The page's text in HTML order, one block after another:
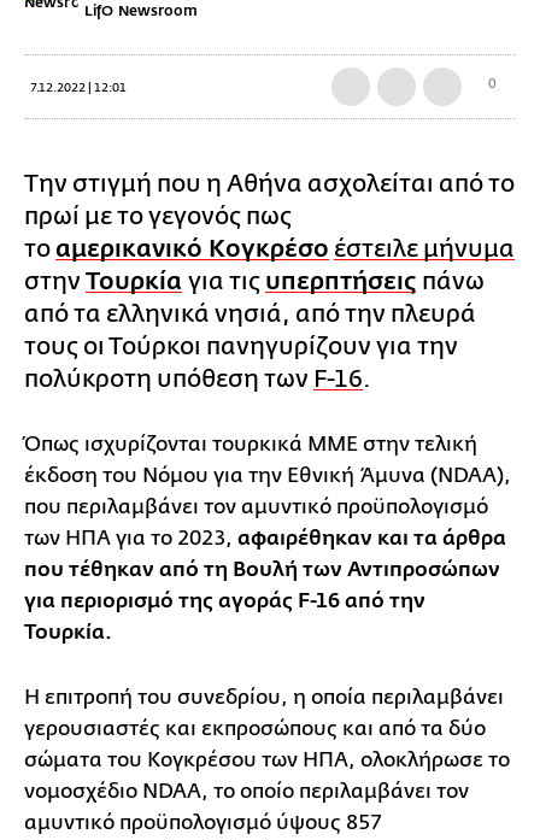
LifO Newsroom
7.12.2022 | 12:01 0
Την στιγμή που η Αθήνα ασχολείται από το
πρωί με το γεγονός πως
το αμερικανικό Κογκρέσο έστειλε μήνυμα
στην Τουρκία για τις υπερπτήσεις πάνω
από τα ελληνικά νησιά, από την πλευρά
τους οι Τούρκοι πανηγυρίζουν για την
πολύκροτη υπόθεση των F-16.
Όπως ισχυρίζονται τουρκικά ΜΜΕ στην τελική
έκδοση του Νόμου για την Εθνική Άμυνα (NDAA),
που περιλαμβάνει τον αμυντικό προϋπολογισμό
των ΗΠΑ για το 2023, αφαιρέθηκαν και τα άρθρα
που τέθηκαν από τη Βουλή των Αντιπροσώπων
για περιορισμό της αγοράς F-16 από την
Τουρκία.
Η επιτροπή του συνεδρίου, η οποία περιλαμβάνει
γερουσιαστές και εκπροσώπους και από τα δύο
σώματα του Κογκρέσου των ΗΠΑ, ολοκλήρωσε το
νομοσχέδιο NDAA, το οποίο περιλαμβάνει τον
αμυντικό προϋπολογισμό ύψους 857